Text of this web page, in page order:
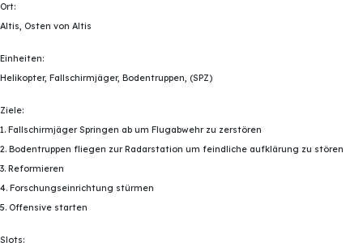
Ort:
Altis, Osten von Altis
Einheiten:
Helikopter, Fallschirmjäger, Bodentruppen, (SPZ)
Ziele:
1. Fallschirmjäger Springen ab um Flugabwehr zu zerstören
2. Bodentruppen fliegen zur Radarstation um feindliche aufklärung zu stören
3. Reformieren
4. Forschungseinrichtung stürmen
5. Offensive starten
Slots: